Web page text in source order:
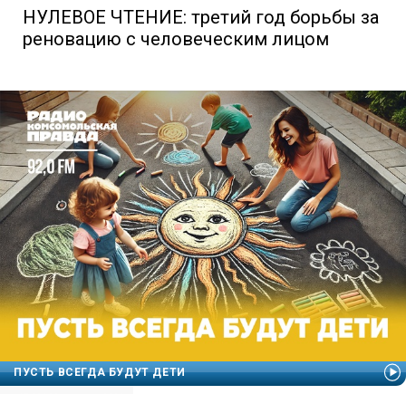
НУЛЕВОЕ ЧТЕНИЕ: третий год борьбы за
реновацию с человеческим лицом
ПУСТЬ ВСЕГДА БУДУТ ДЕТИ